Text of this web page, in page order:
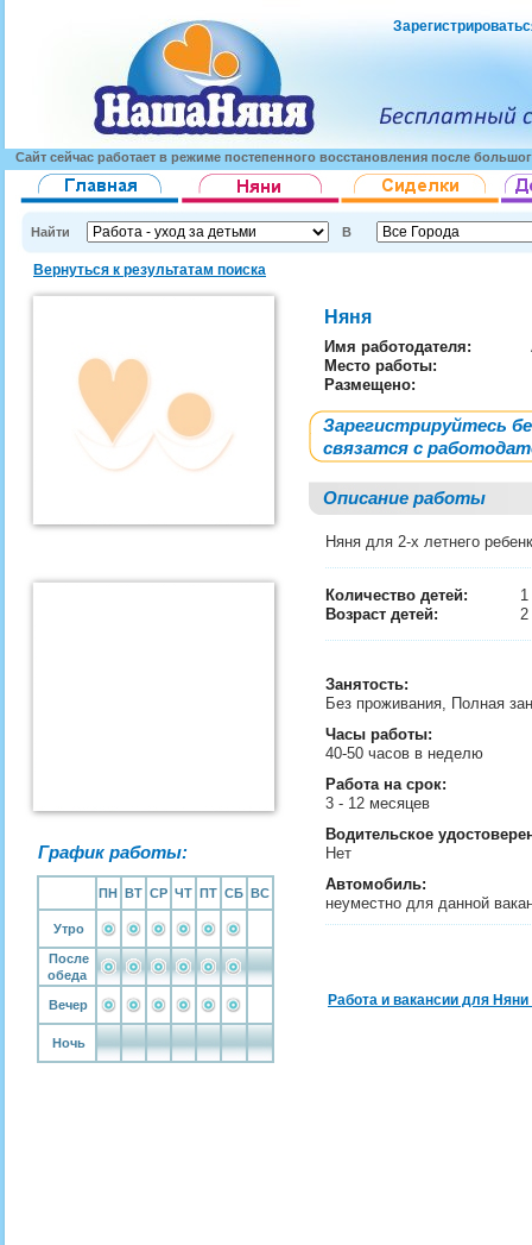
Сайт сейчас работает в режиме постепенного восстановления после
Найти В
Вернуться к результатам поиска
График работы:
ПН ВТ СР ЧТ ПТ СБ ВС
Утро
После
обеда
Вечер
Ночь
Няня
Имя работодателя:
Место работы:
Размещено:
Зарегистрируйтесь
связатся с
Описание работы
Няня для 2-х летнего
Количество детей:
1
Возраст детей:
Занятость:
Без проживания, Полная
Часы работы:
40-50 часов в неделю
Работа на срок:
3 - 12 месяцев
Водительское
Нет
Автомобиль:
неуместно для данной
Работа и вакансии для